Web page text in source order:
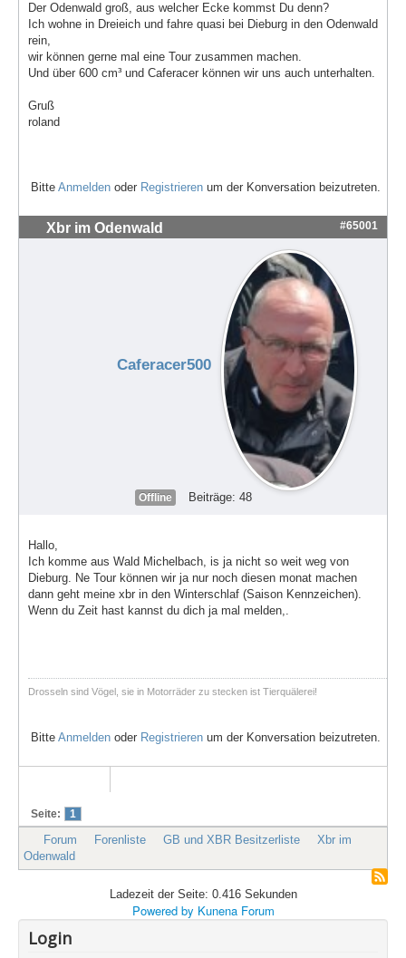
Der Odenwald groß, aus welcher Ecke kommst Du denn?
Ich wohne in Dreieich und fahre quasi bei Dieburg in den Odenwald
rein,
wir können gerne mal eine Tour zusammen machen.
Und über 600 cm³ und Caferacer können wir uns auch unterhalten.
Gruß
roland
Bitte Anmelden oder Registrieren um der Konversation beizutreten.
Xbr im Odenwald #65001
Caferacer500
Offline Beiträge: 48
Hallo,
Ich komme aus Wald Michelbach, is ja nicht so weit weg von
Dieburg. Ne Tour können wir ja nur noch diesen monat machen
dann geht meine xbr in den Winterschlaf (Saison Kennzeichen).
Wenn du Zeit hast kannst du dich ja mal melden,.
Drosseln sind Vögel, sie in Motorräder zu stecken ist Tierquälerei!
Bitte Anmelden oder Registrieren um der Konversation beizutreten.
Seite: 1
Forum Forenliste GB und XBR Besitzerliste
Xbr im
Odenwald
Ladezeit der Seite: 0.416 Sekunden
Powered by Kunena Forum
Login